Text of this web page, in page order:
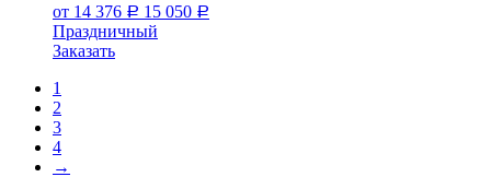
от 14 376 Р 15 050 Р
Праздничный
Заказать
1
2
3
4
→